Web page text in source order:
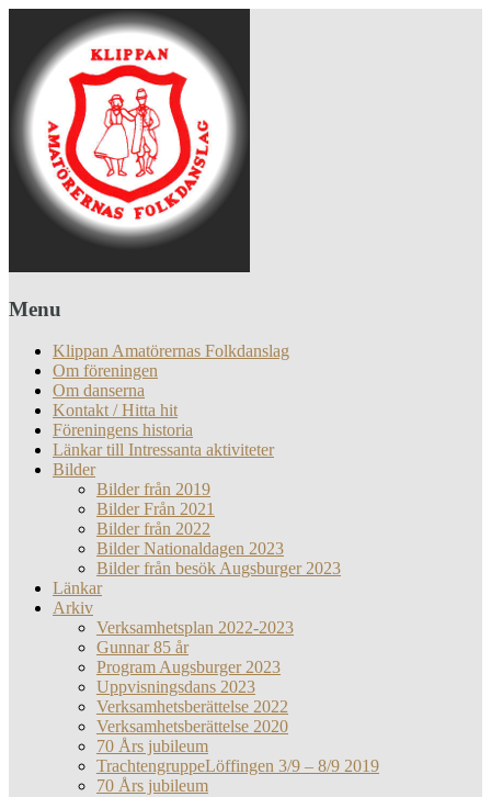
Menu
Klippan Amatörernas Folkdanslag
Om föreningen
Om danserna
Kontakt / Hitta hit
Föreningens historia
Länkar till Intressanta aktiviteter
Bilder
Bilder från 2019
Bilder Från 2021
Bilder från 2022
Bilder Nationaldagen 2023
Bilder från besök Augsburger 2023
Länkar
Arkiv
Verksamhetsplan 2022-2023
Gunnar 85 år
Program Augsburger 2023
Uppvisningsdans 2023
Verksamhetsberättelse 2022
Verksamhetsberättelse 2020
70 Års jubileum
TrachtengruppeLöffingen 3/9 – 8/9 2019
70 Års jubileum